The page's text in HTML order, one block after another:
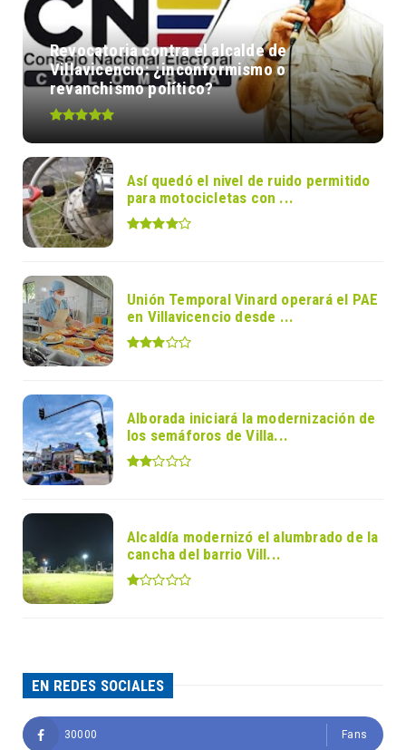
Revocatoria contra el alcalde de
Villavicencio: ¿inconformismo o
revanchismo político?
Así quedó el nivel de ruido permitido
para motocicletas con ...
Unión Temporal Vinard operará el PAE
en Villavicencio desde ...
Alborada iniciará la modernización de
los semáforos de Villa...
Alcaldía modernizó el alumbrado de la
cancha del barrio Vill...
EN REDES SOCIALES
30000 Fans